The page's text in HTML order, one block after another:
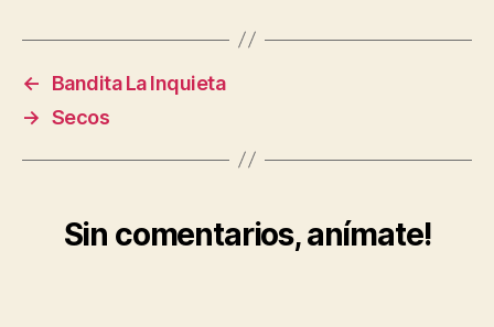
←
Bandita La Inquieta
→ Secos
Sin comentarios, anímate!